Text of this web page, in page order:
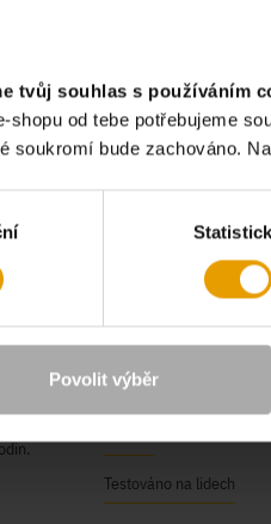
tvůj souhlas s používáním
od tebe potřebujeme
soukromí bude zachováno.
Povolit výběr
Naše hodnoty
BUSHMAN Club
Kariéra
Testováno na lidech